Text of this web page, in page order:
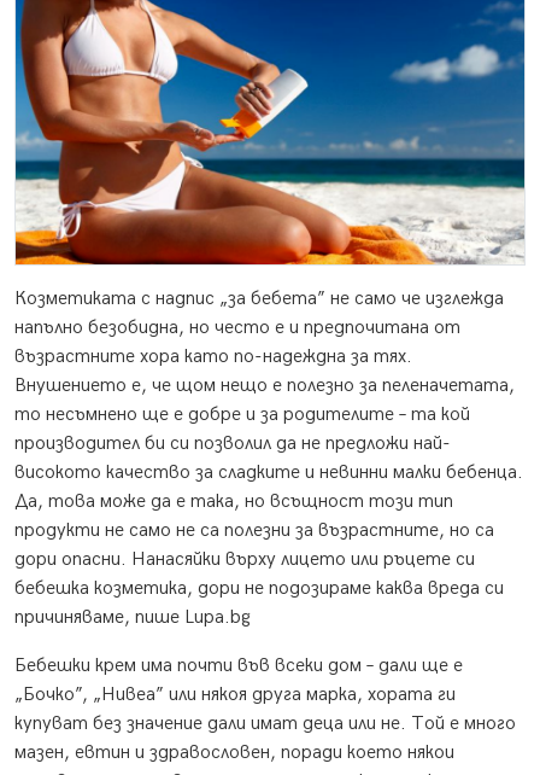
Козметиката с надпис „за бебета” не само че изглежда
напълно безобидна, но често е и предпочитана от
възрастните хора като по-надеждна за тях.
Внушението е, че щом нещо е полезно за пеленачетата,
то несъмнено ще е добре и за родителите – та кой
производител би си позволил да не предложи най-
високото качество за сладките и невинни малки бебенца.
Да, това може да е така, но всъщност този тип
продукти не само не са полезни за възрастните, но са
дори опасни. Нанасяйки върху лицето или ръцете си
бебешка козметика, дори не подозираме каква вреда си
причиняваме, пише Lupa.bg
Бебешки крем има почти във всеки дом – дали ще е
„Бочко”, „Нивеа” или някоя друга марка, хората ги
купуват без значение дали имат деца или не. Той е много
мазен, евтин и здравословен, поради което някои